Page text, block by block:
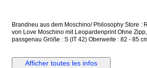
Brandneu aus dem Moschino/ Philosophy Store : Rosarotes Stretchklied
von Love Moschino mit Leopardenprint Ohne
passgenau Größe : S (IT 42) Oberweite : 82 - 85 cm Taille : 65 - 74 cm
Afficher toutes les infos